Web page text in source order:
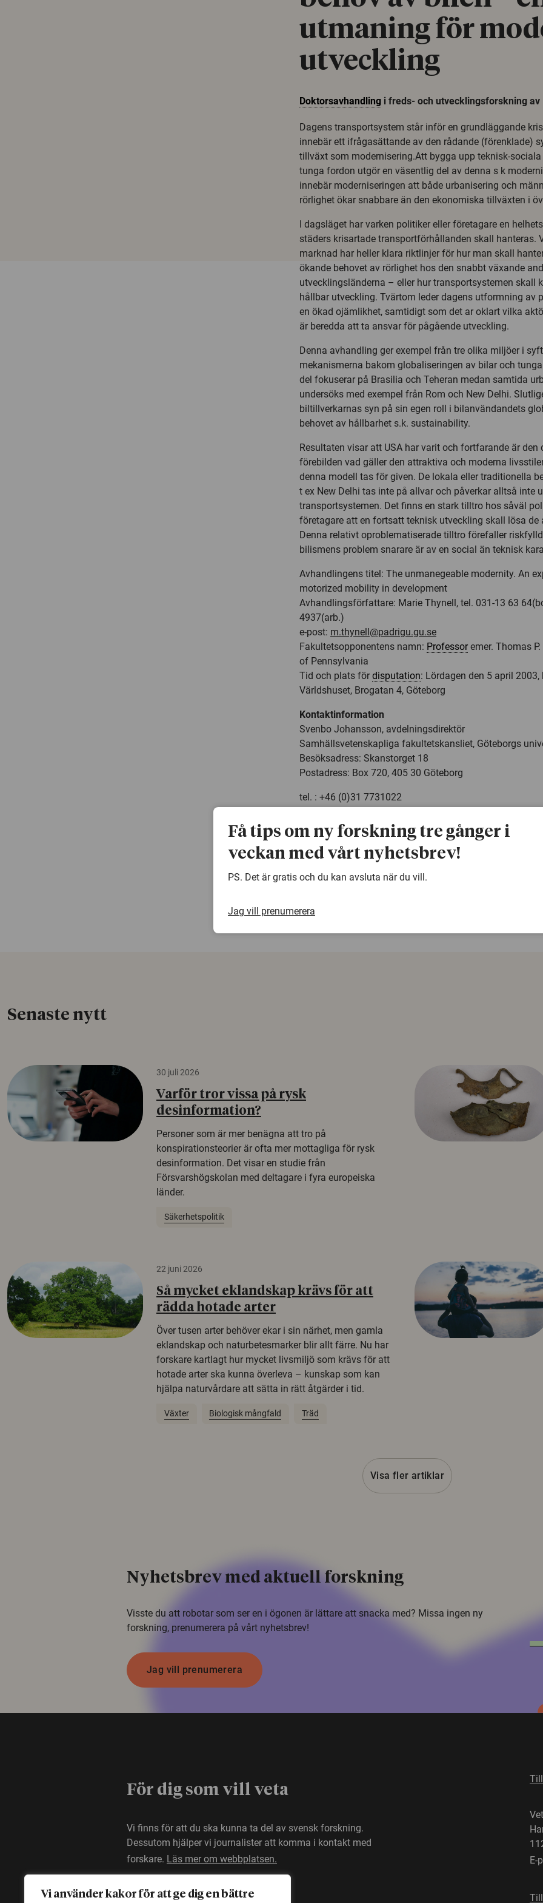
Vi använder kakor för att ge dig en bättre
utmaning för
utveckling
Doktorsavhandling i freds- och utvecklingsforskning av
Dagens transportsystem står inför en grundläggande
innebär ett ifrågasättande av den rådande (förenklade)
tillväxt som modernisering.Att bygga upp teknisk-
tunga fordon utgör en väsentlig del av denna s k
innebär moderniseringen att både urbanisering och
rörlighet ökar snabbare än den ekonomiska tillväxten i
I dagsläget har varken politiker eller företagare en
städers krisartade transportförhållanden skall hanteras.
marknad har heller klara riktlinjer för hur man skall
ökande behovet av rörlighet hos den snabbt växande
utvecklingsländerna – eller hur transportsystemen skall
hållbar utveckling. Tvärtom leder dagens utformning av
en ökad ojämlikhet, samtidigt som det ar oklart vilka
är beredda att ta ansvar för pågående utveckling.
Denna avhandling ger exempel från tre olika miljöer i
mekanismerna bakom globaliseringen av bilar och
del fokuserar på Brasilia och Teheran medan samtida
undersöks med exempel från Rom och New Delhi.
biltillverkarnas syn på sin egen roll i bilanvändandets
behovet av hållbarhet s.k. sustainability.
Resultaten visar att USA har varit och fortfarande är den
förebilden vad gäller den attraktiva och moderna
denna modell tas för given. De lokala eller traditionella
t ex New Delhi tas inte på allvar och påverkar alltså inte
transportsystemen. Det finns en stark tilltro hos såväl
företagare att en fortsatt teknisk utveckling skall lösa de
Denna relativt oproblematiserade tilltro förefaller
bilismens problem snarare är av en social än teknisk
Avhandlingens titel: The unmanegeable modernity. An
motorized mobility in development
Avhandlingsförfattare: Marie Thynell, tel. 031-13 63
4937(arb.)
e-post: m.thynell@padrigu.gu.se
Fakultetsopponentens namn: Professoremer. Thomas
of Pennsylvania
Tid och plats för disputation: Lördagen den 5 april 2003,
Världshuset, Brogatan 4, Göteborg
Kontaktinformation
Svenbo Johansson, avdelningsdirektör
Samhällsvetenskapliga fakultetskansliet, Göteborgs
Besöksadress: Skanstorget 18
Postadress: Box 720, 405 30 Göteborg
tel. : +46 (0)31 7731022
e-post:Svenbo.Johansson@samfak.gu.se
warning
Denna artikel är några år gammal och det kan
Senaste nytt
30 juli 2026
Varför tror vissa på rysk
desinformation?
Personer som är mer benägna att tro på
konspirationsteorier är ofta mer mottagliga för rysk
desinformation. Det visar en studie från
Försvarshögskolan med deltagare i fyra europeiska
länder.
Säkerhetspolitik
22 juni 2026
Så mycket eklandskap krävs för att
rädda hotade arter
Över tusen arter behöver ekar i sin närhet, men gamla
eklandskap och naturbetesmarker blir allt färre. Nu har
forskare kartlagt hur mycket livsmiljö som krävs för att
hotade arter ska kunna överleva – kunskap som kan
hjälpa naturvårdare att sätta in rätt åtgärder i tid.
Växter Biologisk mångfald Träd
Visa fler artiklar
Nyhetsbrev med aktuell forskning
Visste du att robotar som ser en i ögonen är lättare att snacka med? Missa ingen ny
forskning, prenumerera på vårt nyhetsbrev!
Jag vill prenumerera
För dig som vill veta
Vi finns för att du ska kunna ta del av svensk forskning.
Dessutom hjälper vi journalister att komma i kontakt med
forskare. Läs mer om webbplatsen.
E-
Få tips om ny forskning tre gånger i
veckan med vårt nyhetsbrev!
PS. Det är gratis och du kan avsluta när du vill.
Jag vill prenumerera